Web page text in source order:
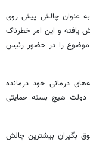
به عنوان چالش پیش روی
و این امر خطرناک
موضوع را در حضور رئیس
درمانی خود درمانده
دولت هیچ بسته حمایتی
بگیران بیشترین چالش